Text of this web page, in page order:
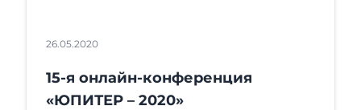
26.05.2020
15-я онлайн-конференция
«ЮПИТЕР – 2020»